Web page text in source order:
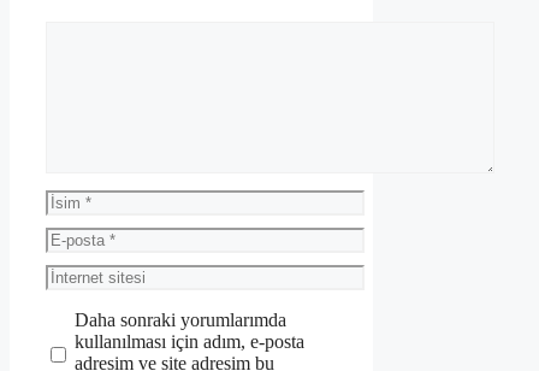
İsim
E-
posta
İnternet
sitesi
Daha sonraki yorumlarımda
kullanılması için adım, e-posta
adresim ve site adresim bu